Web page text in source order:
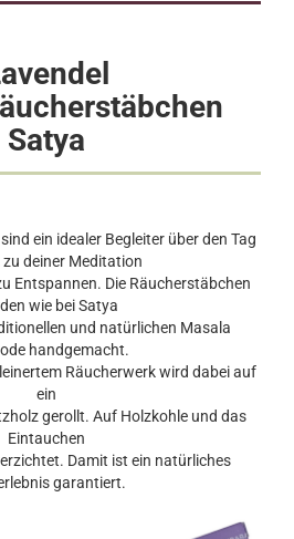
Satya
ein idealer Begleiter über den Tag
zu deiner Meditation
Entspannen. Die Räucherstäbchen
wie bei Satya
und natürlichen Masala
handgemacht.
Räucherwerk wird dabei auf
ein
gerollt. Auf Holzkohle und das
Eintauchen
Damit ist ein natürliches
garantiert.